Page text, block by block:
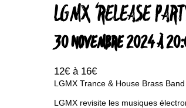
LGMX ‘RELEASE
30 NOVEMBRE 2024 À
12€ à 16€
LGMX Trance & House Brass Band
LGMX revisite les musiques